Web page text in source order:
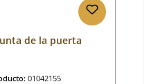
de la puerta
01042155